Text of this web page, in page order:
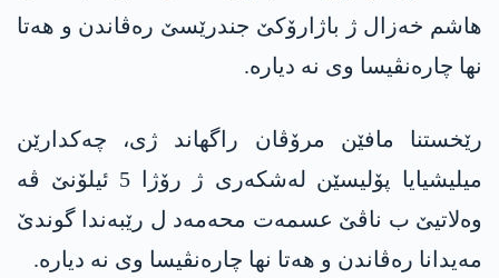
ھاشم خەزال ژ باژارۆکێ جندرێسێ رەڤاندن و ھەتا
نھا چارەنڤیسا وی نە دیارە.
رێخستنا مافێن مرۆڤان راگھاند ژی، چەکدارێن
میلیشیایا پۆلیسێن لەشکەری ژ رۆژا 5 ئیلۆنێ ڤە
وەلاتیێ ب ناڤێ عسمەت محەمەد ل رێبەندا گوندێ
مەیدانا رەڤاندن و ھەتا نھا چارەنڤیسا وی نە دیارە.